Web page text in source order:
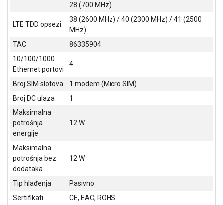
28 (700 MHz)
LTE TDD opsezi
38 (2600 MHz) / 40 (2300 MHz) / 41 (2500
MHz)
TAC
86335904
10/100/1000
Ethernet portovi
4
Broj SIM slotova
1 modem (Micro SIM)
Broj DC ulaza
1
Maksimalna
potrošnja
energije
12 W
Maksimalna
potrošnja bez
dodataka
12 W
Tip hlađenja
Pasivno
Sertifikati
CE, EAC, ROHS